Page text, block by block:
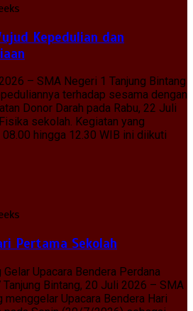
Kepedulian dan
– SMA Negeri 1 Tanjung Bintang
terhadap sesama dengan
Donor Darah pada Rabu, 22 Juli
sekolah. Kegiatan yang
hingga 12.30 WIB ini diikuti
Pertama Sekolah
Upacara Bendera Perdana
Bintang, 20 Juli 2026 – SMA
menggelar Upacara Bendera Hari